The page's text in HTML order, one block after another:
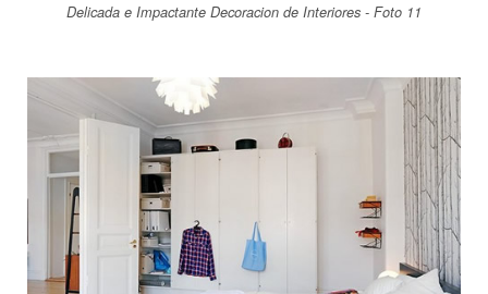
Delicada e Impactante Decoracion de Interiores - Foto 11